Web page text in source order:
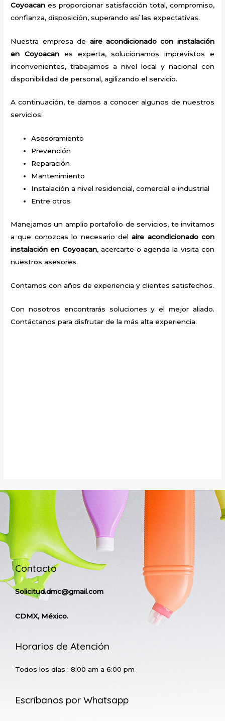
Coyoacan es proporcionar satisfacción total, compromiso,
confianza, disposición, superando así las expectativas.
Nuestra empresa de aire acondicionado con instalación
en Coyoacanes experta, solucionamos imprevistos e
inconvenientes, trabajamos a nivel local y nacional con
disponibilidad de personal, agilizando el servicio.
A continuación, te damos a conocer algunos de nuestros
servicios:
Asesoramiento
Prevención
Reparación
Mantenimiento
Instalación a nivel residencial, comercial e industrial
Entre otros
Manejamos un amplio portafolio de servicios, te invitamos
a que conozcas lo necesario delaire acondicionado con
instalación en Coyoacan, acercarte o agenda la visita con
nuestros asesores.
Contamos con años de experiencia y clientes satisfechos.
Con nosotros encontrarás soluciones y el mejor aliado.
Contáctanos para disfrutar de la más alta experiencia.
Contacto
Solicitud.dmc@gmail.com
CDMX, México.
Horarios de Atención
Todos los días : 8:00 am a 6:00 pm
Escríbanos por Whatsapp